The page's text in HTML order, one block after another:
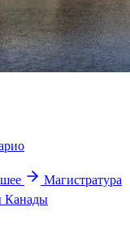
Магистратура
Канады